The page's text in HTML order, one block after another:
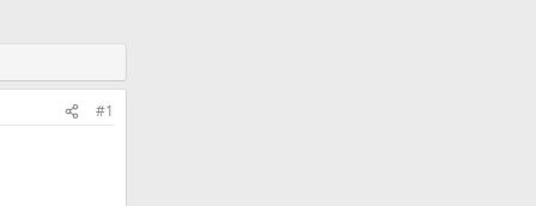
#1